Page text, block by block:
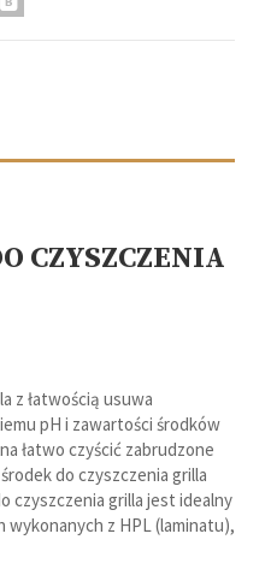
CZYSZCZENIA
z łatwością usuwa
pH i zawartości środków
łatwo czyścić zabrudzone
do czyszczenia grilla
czyszczenia grilla jest idealny
z HPL (laminatu),